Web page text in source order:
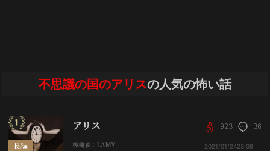
不思議の国のアリスの人気の怖い話
長編
アリス
投稿者：LAMY
923 36
2021/01/2423:09